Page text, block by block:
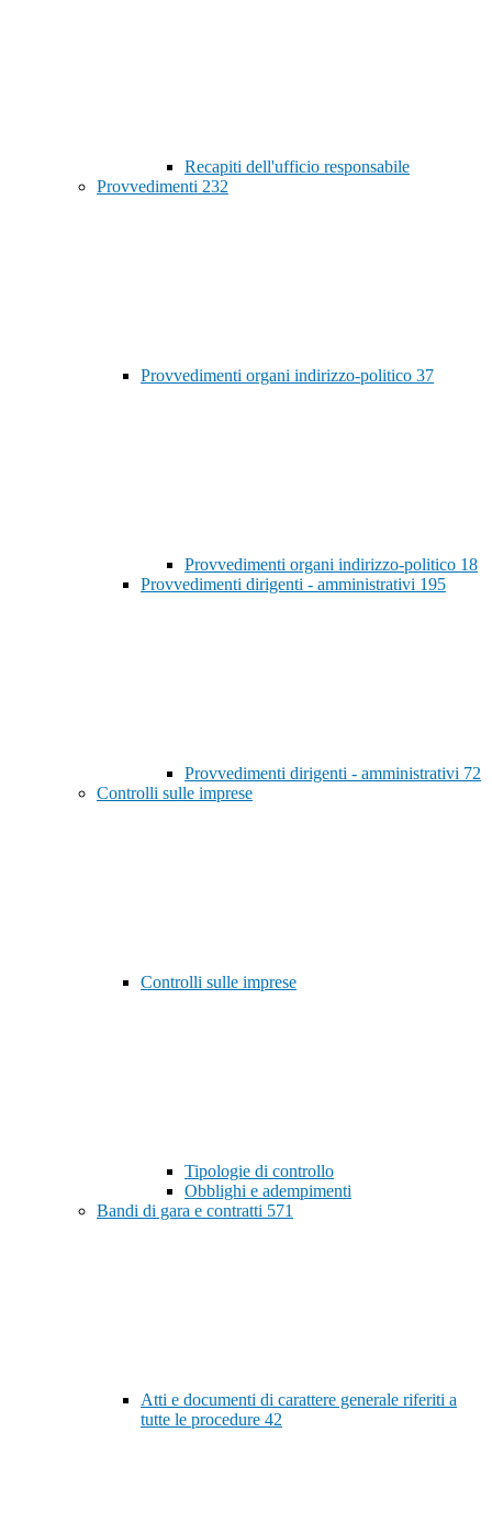
Recapiti dell'ufficio responsabile
Provvedimenti 232
Provvedimenti organi indirizzo-politico 37
Provvedimenti organi indirizzo-politico 18
Provvedimenti dirigenti - amministrativi 195
Provvedimenti dirigenti - amministrativi 72
Controlli sulle imprese
Controlli sulle imprese
Tipologie di controllo
Obblighi e adempimenti
Bandi di gara e contratti 571
Atti e documenti di carattere generale riferiti a
tutte le procedure 42